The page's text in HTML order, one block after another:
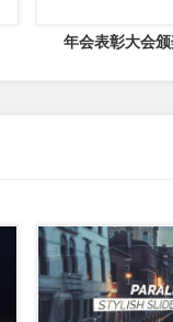
年会表彰大会